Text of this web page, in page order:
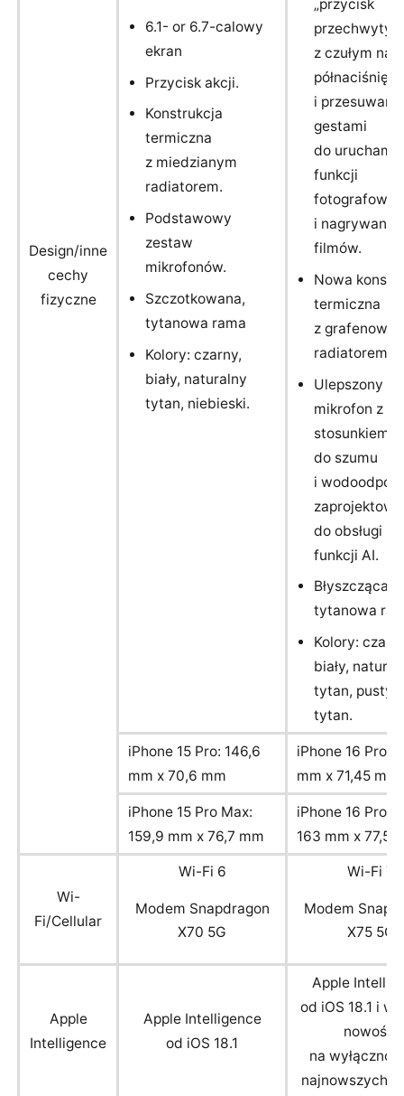
Design/inne
cechy
fizyczne
6.1- or 6.7-calowy
ekran
Przycisk akcji.
Konstrukcja
termiczna
z miedzianym
radiatorem.
Podstawowy
zestaw
mikrofonów.
Szczotkowana,
tytanowa rama
Kolory: czarny,
biały, naturalny
tytan, niebieski.
„przycisk
z czułym na
i
gestami
do
funkcji
i nagrywania
filmów.
Nowa
termiczna
z
radiatorem.
Ulepszony
mikrofon z
stosunkiem
do szumu
i
do obsługi
funkcji AI.
Błyszcząca,
tytanowa
Kolory:
biały,
tytan,
tytan.
iPhone 15 Pro: 146,6
mm x 70,6 mm
iPhone 16 Pro:
mm x 71,45 mm
iPhone 15 Pro Max:
159,9 mm x 76,7 mm
iPhone 16 Pro
163 mm x 77,58
Wi-
Fi/Cellular
Wi-Fi 6
Modem Snapdragon
X70 5G
Wi-Fi 7
Modem
X75 5G
Apple
Intelligence
Apple Intelligence
od iOS 18.1
Apple
od iOS 18.1 i
nowości
na
najnowszych